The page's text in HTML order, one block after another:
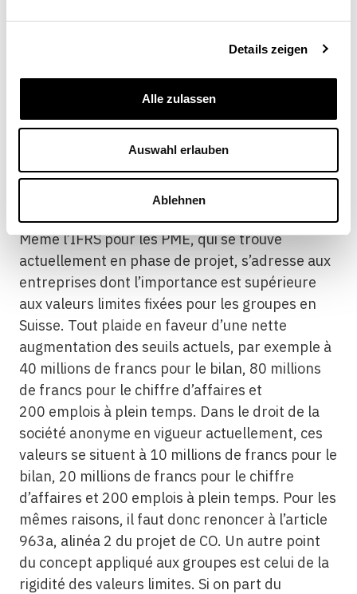
Details zeigen
Alle zulassen
Auswahl erlauben
Ablehnen
nécessaires pour évaluer la situation
économique de manière aussi fiable que
nouveau calibrage devient indispensable en
raison de la charge disproportionnée pour les
groupes de petite taille que représente la
soumission à des normes de présentation des
comptes reconnues au niveau international.
Même l’IFRS pour les PME, qui se trouve
actuellement en phase de projet, s’adresse aux
entreprises dont l’importance est supérieure
aux valeurs limites fixées pour les groupes en
Suisse. Tout plaide en faveur d’une nette
augmentation des seuils actuels, par exemple à
40 millions de francs pour le bilan, 80 millions
de francs pour le chiffre d’affaires et
200 emplois à plein temps. Dans le droit de la
société anonyme en vigueur actuellement, ces
valeurs se situent à 10 millions de francs pour le
bilan, 20 millions de francs pour le chiffre
d’affaires et 200 emplois à plein temps. Pour les
mêmes raisons, il faut donc renoncer à l’article
963a, alinéa 2 du projet de CO. Un autre point
du concept appliqué aux groupes est celui de la
rigidité des valeurs limites. Si on part du